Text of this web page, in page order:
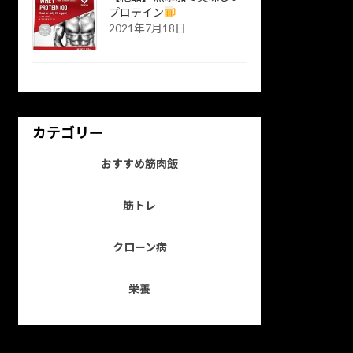
プロテイン
2021年7月18日
カテゴリー
おすすめ筋肉飯
筋トレ
クローン病
栄養